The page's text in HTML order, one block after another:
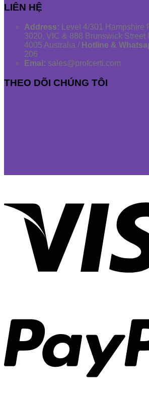
LIÊN HỆ
Address: Level 4/301 Hampshire
3020, VIC & 888 Brunswick Street
4005 Australia / Hotline &
206
Emai: sales@profcerti.com
THEO DÕI CHÚNG TÔI